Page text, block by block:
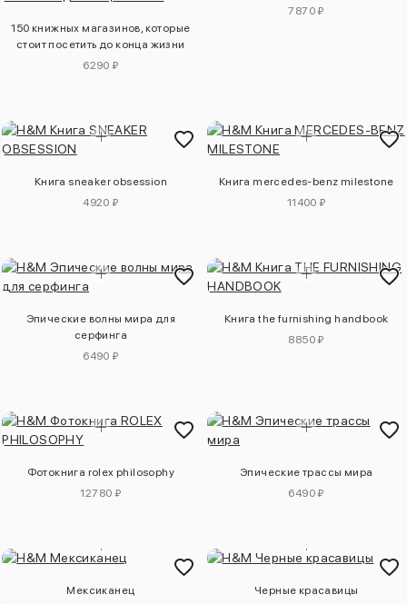
150 книжных магазинов, которые
стоит посетить до конца жизни
6290 ₽
7870 ₽
Книга sneaker obsession
4920 ₽
Книга mercedes-benz milestone
11400 ₽
Эпические волны мира для
серфинга
6490 ₽
Книга the furnishing handbook
8850 ₽
Фотокнига rolex philosophy
12780 ₽
Эпические трассы мира
6490 ₽
Мексиканец
Черные красавицы